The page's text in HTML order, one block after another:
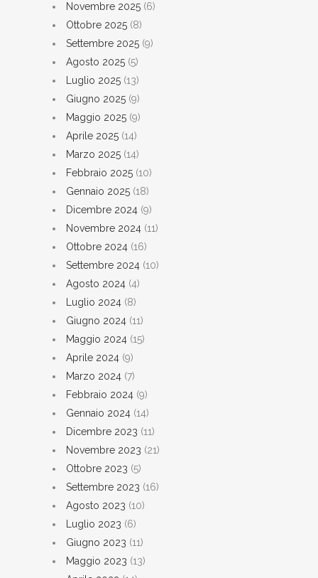
Novembre 2025 (6)
Ottobre 2025 (8)
Settembre 2025 (9)
Agosto 2025 (5)
Luglio 2025 (13)
Giugno 2025 (9)
Maggio 2025 (9)
Aprile 2025 (14)
Marzo 2025 (14)
Febbraio 2025 (10)
Gennaio 2025 (18)
Dicembre 2024 (9)
Novembre 2024 (11)
Ottobre 2024 (16)
Settembre 2024 (10)
Agosto 2024 (4)
Luglio 2024 (8)
Giugno 2024 (11)
Maggio 2024 (15)
Aprile 2024 (9)
Marzo 2024 (7)
Febbraio 2024 (9)
Gennaio 2024 (14)
Dicembre 2023 (11)
Novembre 2023 (21)
Ottobre 2023 (5)
Settembre 2023 (16)
Agosto 2023 (10)
Luglio 2023 (6)
Giugno 2023 (11)
Maggio 2023 (13)